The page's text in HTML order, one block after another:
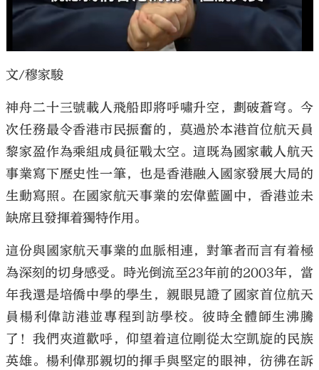
文/穆家駿
神舟二十三號載人飛船即將呼嘯升空，劃破蒼穹。今
次任務最令香港市民振奮的，莫過於本港首位航天員
黎家盈作為乘組成員征戰太空。這既為國家載人航天
事業寫下歷史性一筆，也是香港融入國家發展大局的
生動寫照。在國家航天事業的宏偉藍圖中，香港並未
缺席且發揮着獨特作用。
這份與國家航天事業的血脈相連，對筆者而言有着極
為深刻的切身感受。時光倒流至23年前的2003年，當
年我還是培僑中學的學生，親眼見證了國家首位航天
員楊利偉訪港並專程到訪學校。彼時全體師生沸騰
了！我們夾道歡呼，仰望着這位剛從太空凱旋的民族
英雄。楊利偉那親切的揮手與堅定的眼神，彷彿在訴